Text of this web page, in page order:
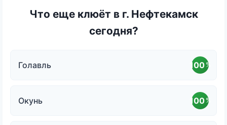
Что еще клюёт в г. Нефтекамск
сегодня?
Голавль 100 %
Окунь 100 %